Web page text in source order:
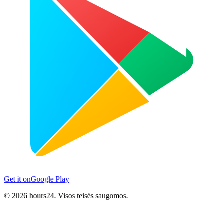
Get it onGoogle Play
© 2026 hours24. Visos teisės saugomos.